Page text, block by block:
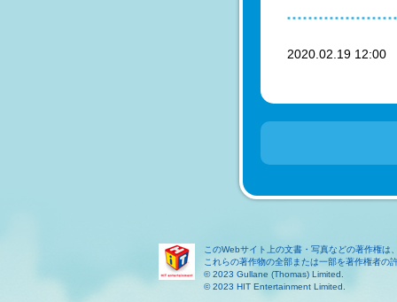
2020.02.19
このWebサイト上の文書・写真などの著作権
これらの著作物の全部または一部を著作権者の
© 2023 Gullane (Thomas) Limited.
© 2023 HIT Entertainment Limited.